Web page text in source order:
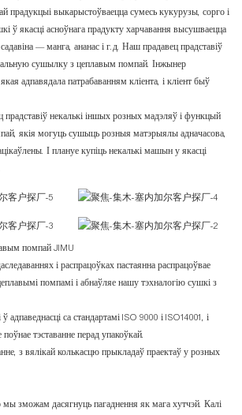
прадукцыі выкарыстоўваецца сумесь кукурузы, сорго і
ў якасці асноўнага прадукту харчавання высушваецца
— манга, ананас і г.д. Наш прадавец прадставіў
сушылку з цеплавым помпай. Інжынер
адпавядала патрабаванням кліента, і кліент быў
прадставіў некалькі іншых розных мадэляў і функцый
якія могуць сушыць розныя матэрыялы адначасова,
І плануе купіць некалькі машын у якасці
помпай JIMU
і распрацоўках пастаянна распрацоўвае
помпамі і абнаўляе нашу тэхналогію сушкі з
адпаведнасці са стандартамі ISO 9000 і ISO14001, і
тэставанне перад упакоўкай.
з вялікай колькасцю прыкладаў праектаў у розных
зможам дасягнуць пагаднення як мага хутчэй. Калі